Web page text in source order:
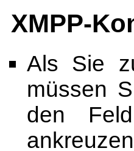
XMPP-
Als Sie
müssen
den